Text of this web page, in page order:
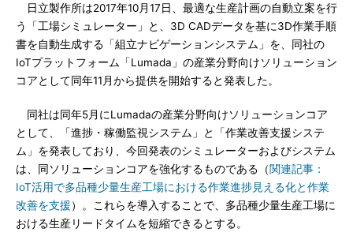
日立製作所は2017年10月17日、最適な生産計画の自動立案を行
う「工場シミュレーター」と、3D CADデータを基に3D作業手順
書を自動生成する「組立ナビゲーションシステム」を、同社の
IoTプラットフォーム「Lumada」の産業分野向けソリューション
コアとして同年11月から提供を開始すると発表した。
同社は同年5月にLumadaの産業分野向けソリューションコア
として、「進捗・稼働監視システム」と「作業改善支援システ
ム」を発表しており、今回発表のシミュレーターおよびシステム
は、同ソリューションコアを強化するものである（関連記事：
IoT活用で多品種少量生産工場における作業進捗見える化と作業
改善を支援）。これらを導入することで、多品種少量生産工場に
おける生産リードタイムを短縮できるとする。